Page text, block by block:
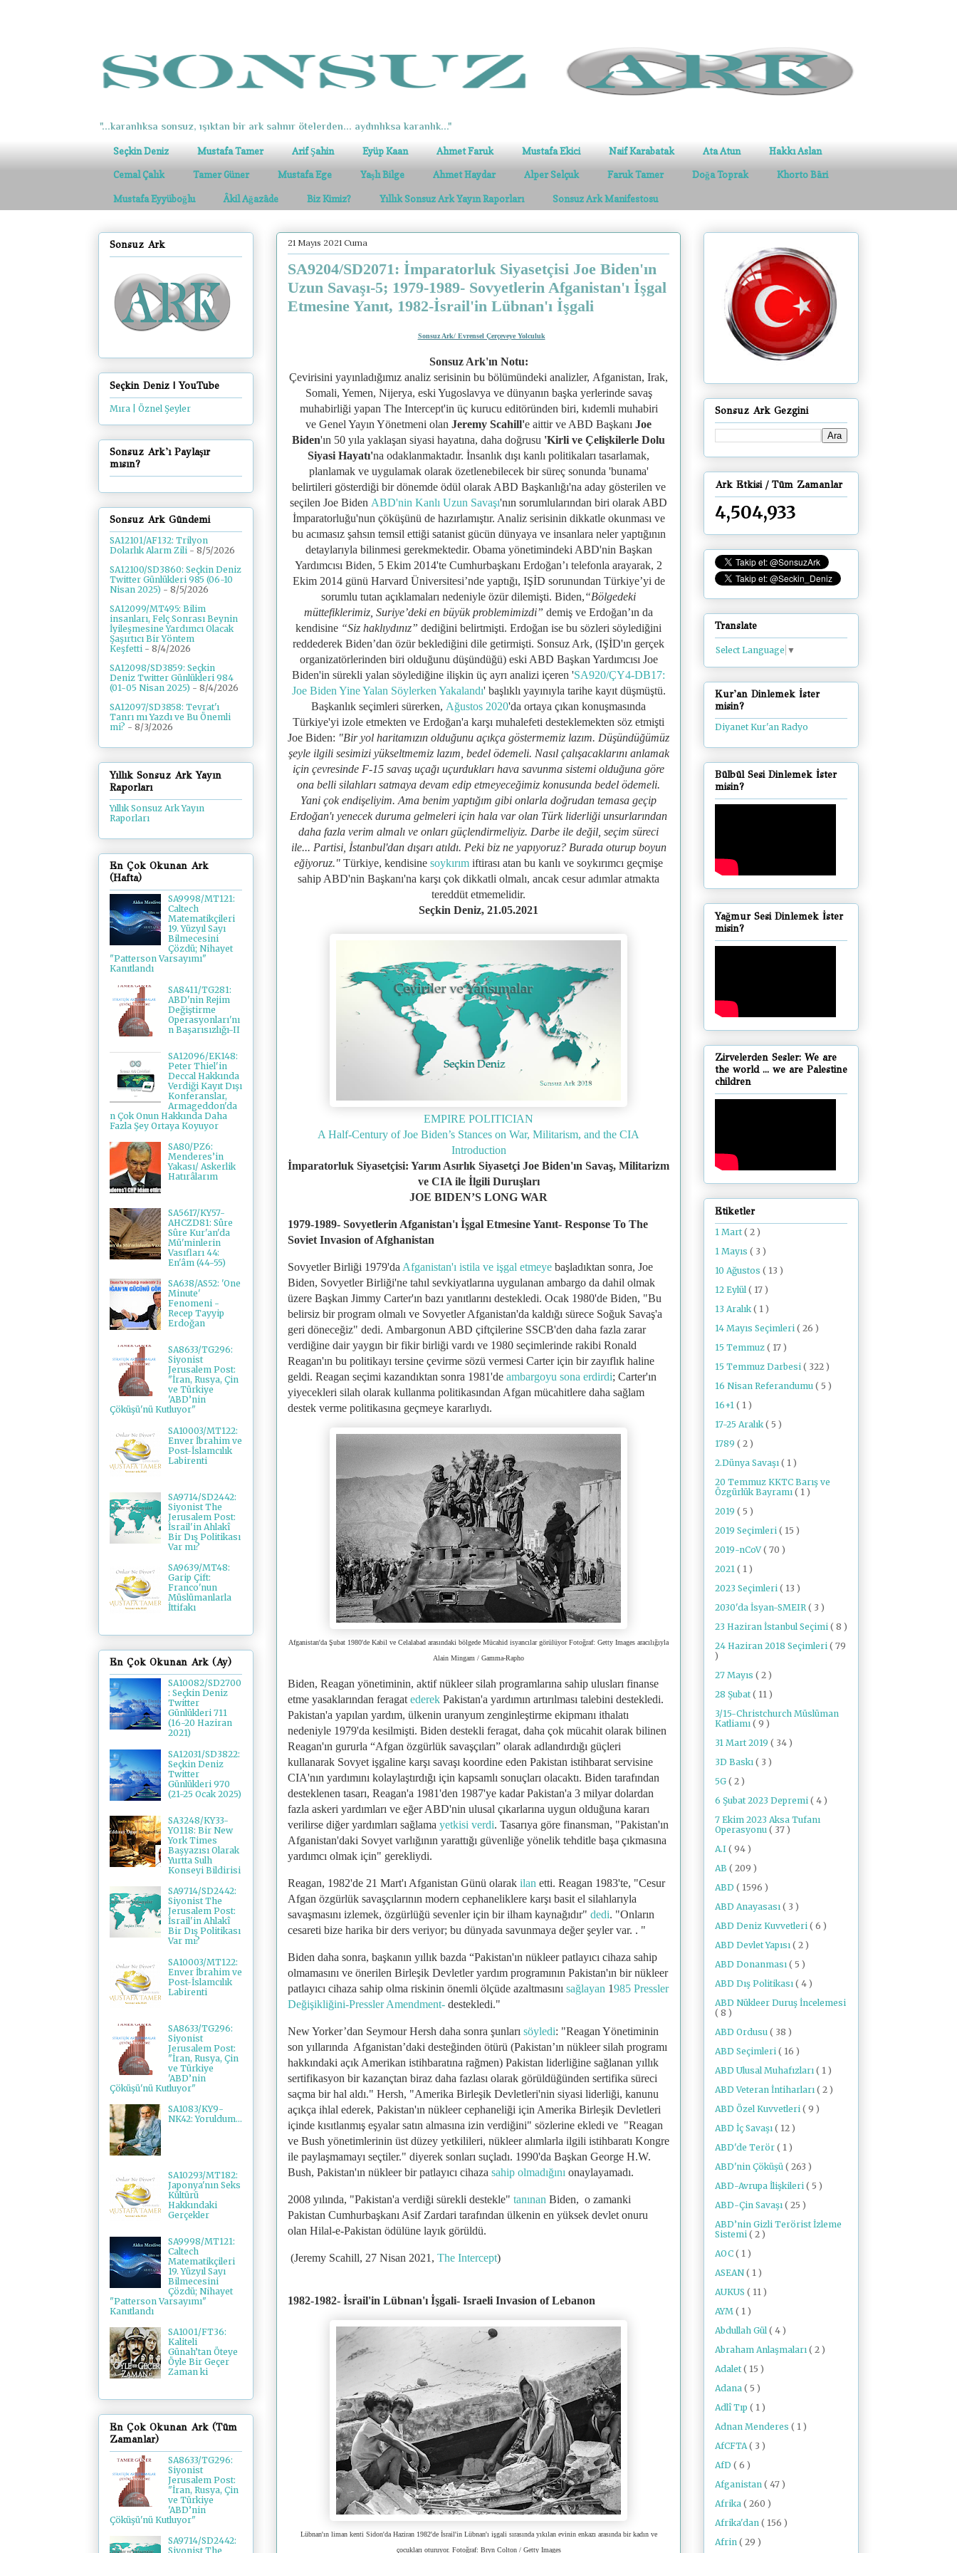
"...karanlıksa sonsuz, ışıktan bir ark salınır ötelerden... aydınlıksa karanlık..."
Seçkin Deniz Mustafa Tamer Arif Şahin Eyüp Kaan Ahmet Faruk Mustafa Ekici Naif Karabatak Ata Atun Hakkı Aslan
Cemal Çalık Tamer Güner Mustafa Ege Yaşlı Bilge Ahmet Haydar Alper Selçuk Faruk Tamer Doğa Toprak Khorto Bâri
Mustafa Eyyüboğlu Âkil Ağazâde Biz Kimiz? Yıllık Sonsuz Ark Yayın Raporları Sonsuz Ark Manifestosu
21 Mayıs 2021 Cuma
SA9204/SD2071: İmparatorluk Siyasetçisi Joe Biden'ın
Uzun Savaşı-5; 1979-1989- Sovyetlerin Afganistan'ı İşgal
Etmesine Yanıt, 1982-İsrail'in Lübnan'ı İşgali
Sonsuz Ark/ Evrensel Çerçeveye Yolculuk
Sonsuz Ark'ın Notu:
Çevirisini yayınladığımız analiz serisinin bu bölümündeki analizler, Afganistan, Irak,
Somali, Yemen, Nijerya, eski Yugoslavya ve dünyanın başka yerlerinde savaş
muhabirliği yapan The Intercept'in üç kurucu editöründen biri, kıdemli muhabiri
ve Genel Yayın Yönetmeni olan Jeremy Scahill'e aittir ve ABD Başkanı Joe
Biden'ın 50 yıla yaklaşan siyasi hayatına, daha doğrusu 'Kirli ve Çelişkilerle Dolu
Siyasi Hayatı'na odaklanmaktadır. İnsanlık dışı kanlı politikaları tasarlamak,
planlamak ve uygulamak olarak özetlenebilecek bir süreç sonunda 'bunama'
belirtileri gösterdiği bir dönemde ödül olarak ABD Başkanlığı'na aday gösterilen ve
seçilen Joe Biden ABD'nin Kanlı Uzun Savaşı'nın sorumlularından biri olarak ABD
İmparatorluğu'nun çöküşünü de hazırlamıştır. Analiz serisinin dikkatle okunması ve
bu acımasız şahsın temsil ettiği satanist gücün dünyaya ve insanlara neler yaptığının
detaylarıyla bilinmesi gerekmektedir. Obama yönetimindeki ABD'nin Başkan
Yardımcısı Biden, 5 Ekim 2014'te Cumhurbaşkanı Erdoğan’ı telefonla arayarak, 2
Ekim 2014 günü Harvard Üniversitesi’nde yaptığı, IŞİD sorunundan Türkiye’yi de
sorumlu tutan açıklamaları nedeniyle özür dilemişti. Biden,“Bölgedeki
müttefiklerimiz, Suriye’deki en büyük problemimizdi” demiş ve Erdoğan’ın da
kendisine “Siz haklıydınız” dediğini belirtmişti. Erdoğan ise bu sözleri söylediğini
reddederek Biden’dan özür beklediğini dile getirmişti. Sonsuz Ark, (IŞİD'ın gerçek
organizatörlerinden biri olduğunu düşündüğü) eski ABD Başkan Yardımcısı Joe
Biden'in sürekli yalan söylediğine ilişkin üç ayrı analizi içeren 'SA920/ÇY4-DB17:
Joe Biden Yine Yalan Söylerken Yakalandı' başlıklı yayınıyla tarihe kayıt düşmüştü.
Başkanlık seçimleri sürerken, Ağustos 2020'da ortaya çıkan konuşmasında
Türkiye'yi izole etmekten ve Erdoğan'a karşı muhalefeti desteklemekten söz etmişti
Joe Biden: "Bir yol haritamızın olduğunu açıkça göstermemiz lazım. Düşündüğümüz
şeyle ilgili sesimizi yükseltmemiz lazım, bedel ödemeli. Nasıl çalışacaklarını anlamak
için çevresinde F-15 savaş uçağı uçurdukları hava savunma sistemi olduğuna göre
ona belli silahları satmaya devam edip etmeyeceğimiz konusunda bedel ödemeli.
Yani çok endişeliyim. Ama benim yaptığım gibi onlarla doğrudan temasa geçip
Erdoğan'ı yenecek duruma gelmeleri için hala var olan Türk liderliği unsurlarından
daha fazla verim almalı ve onları güçlendirmeliyiz. Darbe ile değil, seçim süreci
ile... Partisi, İstanbul'dan dışarı atıldı. Peki biz ne yapıyoruz? Burada oturup boyun
eğiyoruz." Türkiye, kendisine soykırım iftirası atan bu kanlı ve soykırımcı geçmişe
sahip ABD'nin Başkanı'na karşı çok dikkatli olmalı, ancak cesur adımlar atmakta
tereddüt etmemelidir.
Seçkin Deniz, 21.05.2021
EMPIRE POLITICIAN
A Half-Century of Joe Biden’s Stances on War, Militarism, and the CIA
Introduction
İmparatorluk Siyasetçisi: Yarım Asırlık Siyasetçi Joe Biden'ın Savaş, Militarizm
ve CIA ile İlgili Duruşları
JOE BIDEN’S LONG WAR
1979-1989- Sovyetlerin Afganistan'ı İşgal Etmesine Yanıt- Response To The
Soviet Invasion of Afghanistan
Sovyetler Birliği 1979'da Afganistan'ı istila ve işgal etmeye başladıktan sonra, Joe
Biden, Sovyetler Birliği'ne tahıl sevkiyatlarına uygulanan ambargo da dahil olmak
üzere Başkan Jimmy Carter'ın bazı yanıtlarını destekledi. Ocak 1980'de Biden, "Bu
belirsiz bir program olmalı ve Sovyetler Afganistan'da kaldığı sürece Soğuk Savaş'a
geri döneceğiz" dedi. Ambargonun ABD çiftçilerine SSCB'den daha fazla zarar
verdiğine dair yaygın bir fikir birliği vardı ve 1980 seçimlerinde rakibi Ronald
Reagan'ın bu politikayı tersine çevirme sözü vermesi Carter için bir zayıflık haline
geldi. Reagan seçimi kazandıktan sonra 1981'de ambargoyu sona erdirdi; Carter'ın
yiyecekleri silah olarak kullanma politikasından Afgan mücahitlere daha sağlam
destek verme politikasına geçmeye kararlıydı.
Afganistan'da Şubat 1980'de Kabil ve Celalabad arasındaki bölgede Mücahid isyancılar görülüyor Fotoğraf: Getty Images aracılığıyla
Alain Mingam / Gamma-Rapho
Biden, Reagan yönetiminin, aktif nükleer silah programlarına sahip ulusları finanse
etme yasaklarından feragat ederek Pakistan'a yardımın artırılması talebini destekledi.
Pakistan'a yapılan yardım, ülkenin uranyum zenginleştirme ekipmanı ithalatı
nedeniyle 1979'da kesilmişti. Biden destekli feragat, daha çok mücahit olarak bilinen
Reagan'ın gururla “Afgan özgürlük savaşçıları” olarak adlandırdığı güçleri
kullanarak Sovyet işgaline karşı savaşı koordine eden Pakistan istihbarat servisine
CIA'nın yardımını kolaylaştırdığı için kapsamlı sonuçları olacaktı. Biden tarafından
desteklenen tasarı, Reagan'a 1981'den 1987'ye kadar Pakistan'a 3 milyar dolardan
fazla askeri yardımları ve eğer ABD'nin ulusal çıkarlarına uygun olduğuna kararı
verilirse diğer yardımları sağlama yetkisi verdi. Tasarıya göre finansman, "Pakistan'ın
Afganistan'daki Sovyet varlığının yarattığı güvenliğe yönelik tehditle başa çıkmasına
yardımcı olmak için" gerekliydi.
Reagan, 1982'de 21 Mart'ı Afganistan Günü olarak ilan etti. Reagan 1983'te, "Cesur
Afgan özgürlük savaşçılarının modern cephaneliklere karşı basit el silahlarıyla
savaşmasını izlemek, özgürlüğü sevenler için bir ilham kaynağıdır" dedi. "Onların
cesareti bize harika bir ders veriyor; bu dünyada savunmaya değer şeyler var. . "
Biden daha sonra, başkanın yıllık bazda “Pakistan'ın nükleer patlayıcı cihaza sahip
olmamasını ve önerilen Birleşik Devletler yardım programının Pakistan'ın bir nükleer
patlayıcı cihaza sahip olma riskinin önemli ölçüde azaltmasını sağlayan 1985 Pressler
Değişikliğini-Pressler Amendment- destekledi."
New Yorker’dan Seymour Hersh daha sonra şunları söyledi: "Reagan Yönetiminin
son yıllarında Afganistan’daki desteğinden ötürü (Pakistan’ın nükleer silah programı
hakkındaki açık Amerikan istihbaratına rağmen) Pakistan liderliğine sağlanan yıllık
sertifikasyon bir kazançtan biraz daha fazlası olarak görüldüğünden sertifika süreci
saçma bir hal aldı." Hersh, "Amerika Birleşik Devletleri'nin siyasi liderliği, kanunu
açıkça ihlal ederek, Pakistan'ın nükleer cephaneliği için Amerika Birleşik Devletleri
içinde kısıtlanmış eşyalar satın almasına izin verdiğini" sözlerine ekledi ve "Reagan
ve Bush yönetimlerinin üst düzey yetkilileri, nükleer alımlarla ilgili istihbaratı Kongre
ile paylaşmamayı seçtiler." diyerek sonları suçladı. 1990'da Başkan George H.W.
Bush, Pakistan'ın nükleer bir patlayıcı cihaza sahip olmadığını onaylayamadı.
2008 yılında, "Pakistan'a verdiği sürekli destekle" tanınan Biden, o zamanki
Pakistan Cumhurbaşkanı Asif Zardari tarafından ülkenin en yüksek devlet onuru
olan Hilal-e-Pakistan ödülüne layık görüldü.
(Jeremy Scahill, 27 Nisan 2021, The Intercept)
1982-1982- İsrail'in Lübnan'ı İşgali- Israeli Invasion of Lebanon
Lübnan'ın liman kenti Sidon'da Haziran 1982'de İsrail'in Lübnan'ı işgali sırasında yıkılan evinin enkazı arasında bir kadın ve
çocukları oturuyor. Fotoğraf: Bryn Colton / Getty Images
Sonsuz Ark
Seçkin Deniz | YouTube
Mıra | Öznel Şeyler
Sonsuz Ark'ı Paylaşır
mısın?
Sonsuz Ark Gündemi
SA12101/AF132: Trilyon
Dolarlık Alarm Zili - 8/5/2026
SA12100/SD3860: Seçkin Deniz
Twitter Günlükleri 985 (06-10
Nisan 2025) - 8/5/2026
SA12099/MT495: Bilim
insanları, Felç Sonrası Beynin
İyileşmesine Yardımcı Olacak
Şaşırtıcı Bir Yöntem
Keşfetti - 8/4/2026
SA12098/SD3859: Seçkin
Deniz Twitter Günlükleri 984
(01-05 Nisan 2025) - 8/4/2026
SA12097/SD3858: Tevrat'ı
Tanrı mı Yazdı ve Bu Önemli
mi? - 8/3/2026
Yıllık Sonsuz Ark Yayın
Raporları
Yıllık Sonsuz Ark Yayın
Raporları
En Çok Okunan Ark
(Hafta)
SA9998/MT121:
Caltech
Matematikçileri
19. Yüzyıl Sayı
Bilmecesini
Çözdü; Nihayet
"Patterson Varsayımı"
Kanıtlandı
SA8411/TG281:
ABD'nin Rejim
Değiştirme
Operasyonları'nı
n Başarısızlığı-II
SA12096/EK148:
Peter Thiel'in
Deccal Hakkında
Verdiği Kayıt Dışı
Konferanslar,
Armageddon'da
n Çok Onun Hakkında Daha
Fazla Şey Ortaya Koyuyor
SA80/PZ6:
Menderes’in
Yakası/ Askerlik
Hatırâlarım
SA5617/KY57-
AHCZD81: Sûre
Sûre Kur'an'da
Mü'minlerin
Vasıfları 44:
En'âm (44-55)
SA638/AS52: 'One
Minute'
Fenomeni -
Recep Tayyip
Erdoğan
SA8633/TG296:
Siyonist
Jerusalem Post:
"İran, Rusya, Çin
ve Türkiye
'ABD’nin
Çöküşü'nü Kutluyor"
SA10003/MT122:
Enver İbrahim ve
Post-İslamcılık
Labirenti
SA9714/SD2442:
Siyonist The
Jerusalem Post:
İsrail'in Ahlakî
Bir Dış Politikası
Var mı?
SA9639/MT48:
Garip Çift:
Franco'nun
Müslümanlarla
İttifakı
En Çok Okunan Ark (Ay)
SA10082/SD2700
: Seçkin Deniz
Twitter
Günlükleri 711
(16-20 Haziran
2021)
SA12031/SD3822:
Seçkin Deniz
Twitter
Günlükleri 970
(21-25 Ocak 2025)
SA3248/KY33-
YO118: Bir New
York Times
Başyazısı Olarak
Yurtta Sulh
Konseyi Bildirisi
SA9714/SD2442:
Siyonist The
Jerusalem Post:
İsrail'in Ahlakî
Bir Dış Politikası
Var mı?
SA10003/MT122:
Enver İbrahim ve
Post-İslamcılık
Labirenti
SA8633/TG296:
Siyonist
Jerusalem Post:
"İran, Rusya, Çin
ve Türkiye
'ABD’nin
Çöküşü'nü Kutluyor"
SA1083/KY9-
NK42: Yoruldum...
SA10293/MT182:
Japonya'nın Seks
Kültürü
Hakkındaki
Gerçekler
SA9998/MT121:
Caltech
Matematikçileri
19. Yüzyıl Sayı
Bilmecesini
Çözdü; Nihayet
"Patterson Varsayımı"
Kanıtlandı
SA1001/FT36:
Kaliteli
Günah’tan Öteye
Öyle Bir Geçer
Zaman ki
En Çok Okunan Ark (Tüm
Zamanlar)
SA8633/TG296:
Siyonist
Jerusalem Post:
"İran, Rusya, Çin
ve Türkiye
'ABD’nin
Çöküşü'nü Kutluyor"
SA9714/SD2442:
Siyonist The
Sonsuz Ark Gezgini
Ark Etkisi / Tüm Zamanlar
4,504,933
Translate
Select Language ▼
Kur'an Dinlemek İster
misin?
Diyanet Kur'an Radyo
Bülbül Sesi Dinlemek İster
misin?
Yağmur Sesi Dinlemek İster
misin?
Zirvelerden Sesler: We are
the world ... we are Palestine
children
Etiketler
1 Mart ( 2 )
1 Mayıs ( 3 )
10 Ağustos ( 13 )
12 Eylül ( 17 )
13 Aralık ( 1 )
14 Mayıs Seçimleri ( 26 )
15 Temmuz ( 17 )
15 Temmuz Darbesi ( 322 )
16 Nisan Referandumu ( 5 )
16+1 ( 1 )
17-25 Aralık ( 5 )
1789 ( 2 )
2.Dünya Savaşı ( 1 )
20 Temmuz KKTC Barış ve
Özgürlük Bayramı ( 1 )
2019 ( 5 )
2019 Seçimleri ( 15 )
2019-nCoV( 70 )
2021 ( 1 )
2023 Seçimleri ( 13 )
2030'da İsyan-SMEIR ( 3 )
23 Haziran İstanbul Seçimi ( 8 )
24 Haziran 2018 Seçimleri ( 79
)
27 Mayıs ( 2 )
28 Şubat ( 11 )
3/15-Christchurch Müslüman
Katliamı ( 9 )
31 Mart 2019 ( 34 )
3D Baskı ( 3 )
5G ( 2 )
6 Şubat 2023 Depremi ( 4 )
7 Ekim 2023 Aksa Tufanı
Operasyonu ( 37 )
A.I ( 94 )
AB ( 209 )
ABD ( 1596 )
ABD Anayasası ( 3 )
ABD Deniz Kuvvetleri ( 6 )
ABD Devlet Yapısı ( 2 )
ABD Donanması ( 5 )
ABD Dış Politikası ( 4 )
ABD Nükleer Duruş İncelemesi
( 8 )
ABD Ordusu ( 38 )
ABD Seçimleri ( 16 )
ABD Ulusal Muhafızları ( 1 )
ABD Veteran İntiharları ( 2 )
ABD Özel Kuvvetleri ( 9 )
ABD İç Savaşı ( 12 )
ABD'de Terör ( 1 )
ABD'nin Çöküşü ( 263 )
ABD-Avrupa İlişkileri ( 5 )
ABD-Çin Savaşı ( 25 )
ABD’nin Gizli Terörist İzleme
Sistemi ( 2 )
AOC ( 1 )
ASEAN ( 1 )
AUKUS ( 11 )
AYM ( 1 )
Abdullah Gül ( 4 )
Abraham Anlaşmaları ( 2 )
Adalet ( 15 )
Adana ( 5 )
Adlî Tıp ( 1 )
Adnan Menderes ( 1 )
AfCFTA ( 3 )
AfD ( 6 )
Afganistan ( 47 )
Afrika ( 260 )
Afrika'dan ( 156 )
Afrin ( 29 )